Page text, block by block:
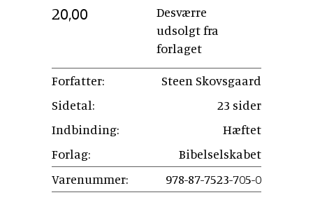
20,00
Desværre
udsolgt fra
forlaget
Forfatter:
Steen Skovsgaard
Sidetal:
23 sider
Indbinding:
Hæftet
Forlag:
Bibelselskabet
Varenummer:
978-87-7523-705-0